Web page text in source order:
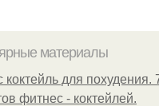
материалы
коктейль для похудения.
фитнес - коктейлей.